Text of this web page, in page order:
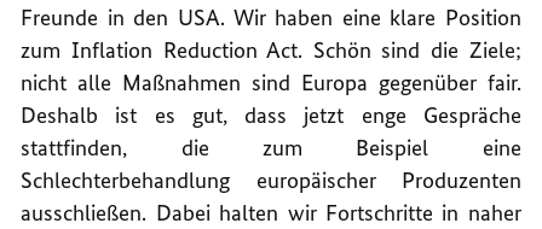
Freunde in den USA. Wir haben eine klare Position
zum Inflation Reduction Act. Schön sind die Ziele;
nicht alle Maßnahmen sind Europa gegenüber fair.
Deshalb ist es gut, dass jetzt enge Gespräche
stattfinden, die zum Beispiel eine
Schlechterbehandlung europäischer Produzenten
ausschließen. Dabei halten wir Fortschritte in naher